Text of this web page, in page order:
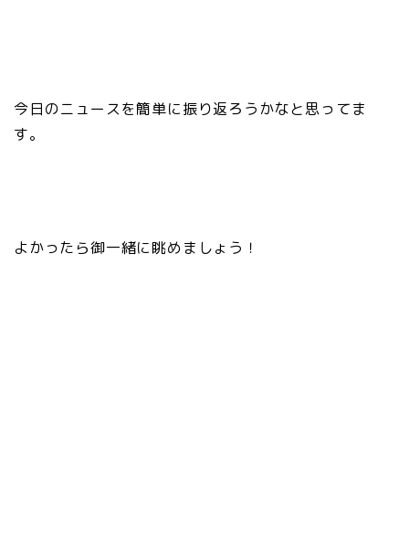
今日のニュースを簡単に振り返ろうかなと思ってま
す。
よかったら御一緒に眺めましょう！